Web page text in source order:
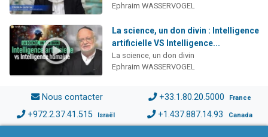
Ephraim WASSERVOGEL
La science, un don divin : Intelligence
artificielle VS Intelligence...
La science, un don divin
Ephraim WASSERVOGEL
Nous contacter +33.1.80.20.5000 France
+972.2.37.41.515 Israël +1.437.887.14.93 Canada